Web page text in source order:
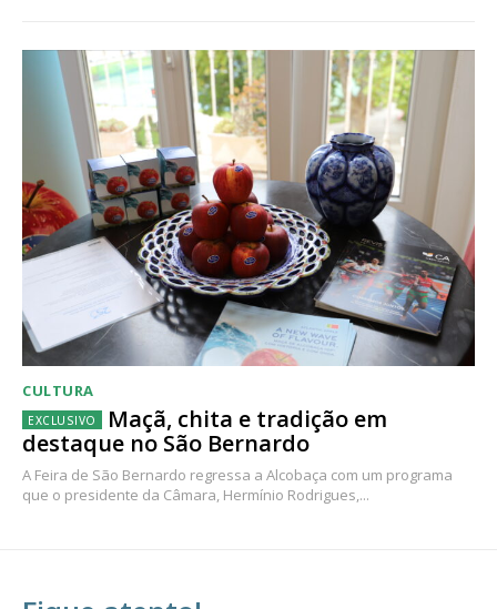
CULTURA
Maçã, chita e tradição em
destaque no São Bernardo
A Feira de São Bernardo regressa a Alcobaça com um programa
que o presidente da Câmara, Hermínio Rodrigues,...